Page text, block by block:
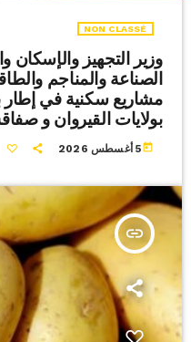
NON CLASSÉ
وزير التجهيز والإسكان
الصناعة والمناجم
مشاريع سكنية في إطار
بولايات القيروان و
today 5 أغسطس 2026
insert_link